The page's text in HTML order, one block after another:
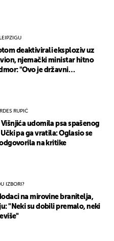
deaktivirali eksploziv uz
njemački ministar hitno
"Ovo je državni
RUPIĆ
Višnjića udomila psa spašenog
pa ga vratila: Oglasio se
na kritike
IZBORI?
na mirovine branitelja,
"Neki su dobili premalo, neki